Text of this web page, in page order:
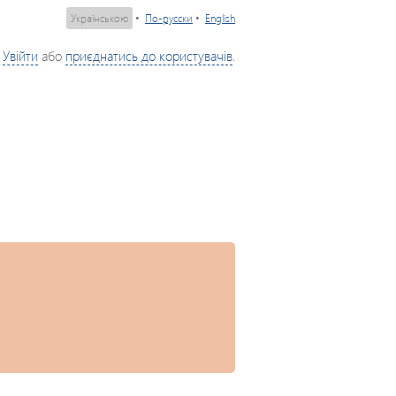
Українською • По-русски • English
Увійти або приєднатись до користувачів.